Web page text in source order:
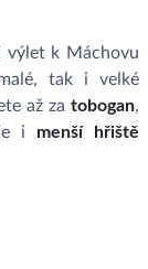
výlet k Máchovu
tak i velké
až za tobogan,
i menší hřiště